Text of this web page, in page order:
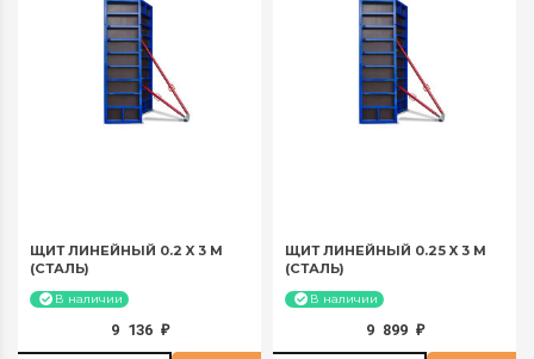
ЩИТ ЛИНЕЙНЫЙ 0.2 X 3 М
(СТАЛЬ)
В наличии
9 136 ₽
ЩИТ ЛИНЕЙНЫЙ 0.25 X 3 М
(СТАЛЬ)
В наличии
9 899 ₽